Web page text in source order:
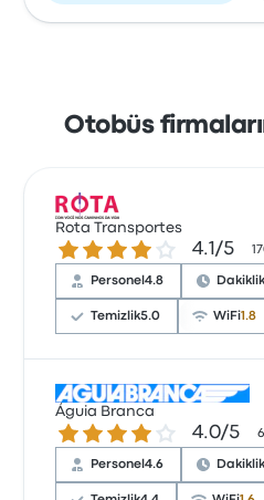
Otobüs
Rota Transportes
4.1 üzerinden 5 yıldız
4.1/5
Personel4.8
Temizlik5.0 WiFi1.8
11 değerlendirmeye göre
yolculuk için 4.3 yıldızla
özellikle personel ve
kalırken, bazıları elektrik
oldular. Bu yolculukta Rota
Águia Branca
4.0 üzerinden 5 yıldız
4.0/5
Personel4.6